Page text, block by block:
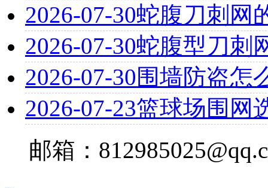
2026-07-30蛇腹刀刺网
2026-07-30蛇腹型刀刺
2026-07-30围墙防盗怎
2026-07-23篮球场围网
邮箱：